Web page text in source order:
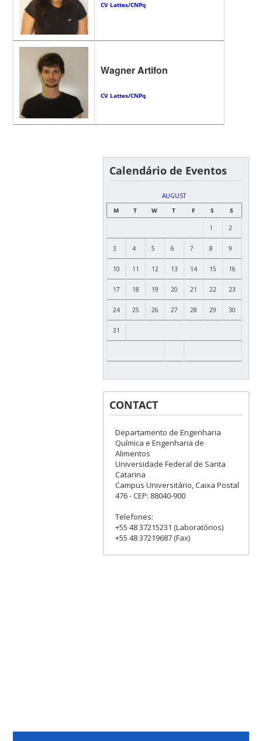
CV Lattes/CNPq
Wagner Artifon
CV Lattes/CNPq
Calendário de Eventos
AUGUST
M
T W T F S S
1 2
3 4 5 6 7 8 9
10 11 12 13 14 15 16
17 18 19 20 21 22 23
24 25 26 27 28 29 30
31
CONTACT
Departamento de Engenharia
Química e Engenharia de
Alimentos
Universidade Federal de Santa
Catarina
Campus Universitário, Caixa Postal
476 - CEP: 88040-900
Telefones:
+55 48 37215231 (Laboratórios)
+55 48 37219687 (Fax)